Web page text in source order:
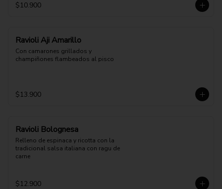
$10.900
Ravioli Aji Amarillo
Con camarones grillados y
champiñones flambeados al pisco
$13.900
Ravioli Bolognesa
Relleno de espinaca y ricotta con la
tradicional salsa italiana con ragu de
carne
$12.900